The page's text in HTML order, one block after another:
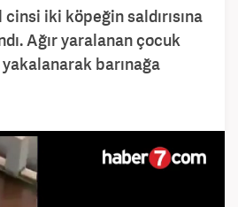
iki köpeğin saldırısına
Ağır yaralanan çocuk
barınağa